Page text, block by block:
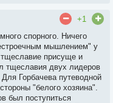
+1
спорного. Ничего
мышлением" у
присуще и
тщеславия двух лидеров
Горбачева путеводной
"белого хозяина".
был поступиться